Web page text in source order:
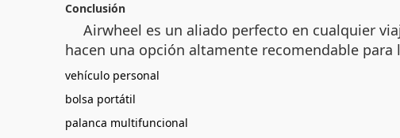
Conclusión
Airwheel es un aliado perfecto en cualquier
hacen una opción altamente recomendable
vehículo personal
bolsa portátil
palanca multifuncional